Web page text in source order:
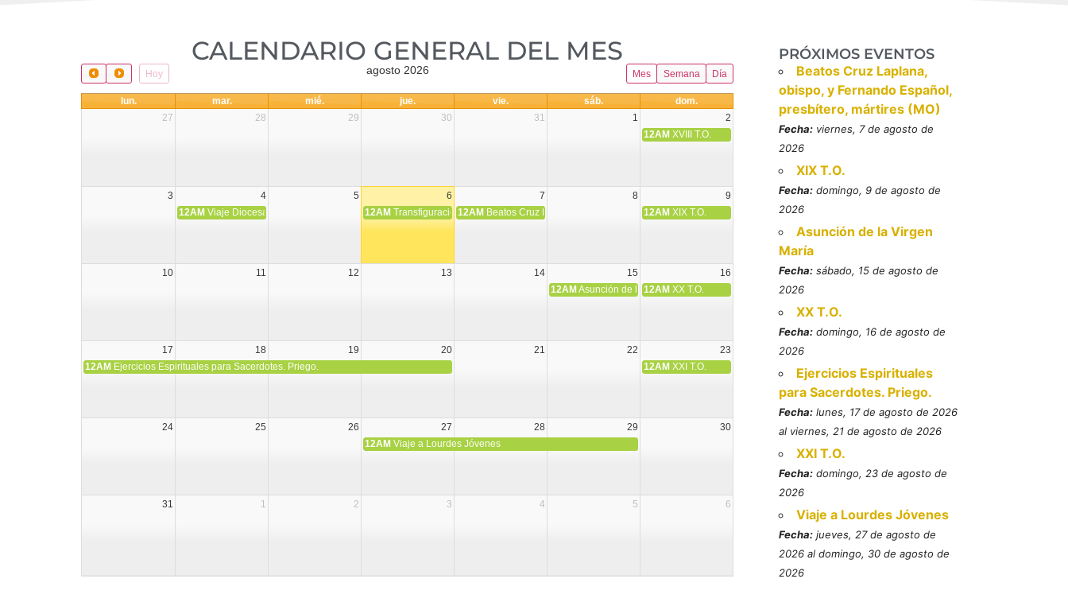
CALENDARIO GENERAL DEL MES​
Hoy Mes Semana Día
agosto 2026
lun. mar. mié. jue. vie. sáb.
dom.
27
28 29 30 31 1
2
12AM XVIII T.O.
3 4 5 6 7 8
9
12AM Viaje Diocesano a Japón. 12AM Transfiguración del Señor
12AM Beatos Cruz Laplana, obispo, y Fernando Español, presbítero, mártires (MO)
12AM XIX T.O.
10 11 12 13 14 15
16
12AM Asunción de la Virgen María
12AM XX T.O.
17 18 19 20 21 22
23
12AM Ejercicios Espirituales para Sacerdotes. Priego. 12AM XXI T.O.
24 25 26 27 28 29
30
12AM Viaje a Lourdes Jóvenes
31 1 2 3 4 5 6
PRÓXIMOS EVENTOS
Beatos Cruz Laplana,
obispo, y Fernando Español,
presbítero, mártires (MO)
Fecha: viernes, 7 de agosto de
2026
XIX T.O.
Fecha: domingo, 9 de agosto de
2026
Asunción de la Virgen
María
Fecha: sábado, 15 de agosto de
2026
XX T.O.
Fecha: domingo, 16 de agosto de
2026
Ejercicios Espirituales
para Sacerdotes. Priego.
Fecha: lunes, 17 de agosto de 2026
al viernes, 21 de agosto de 2026
XXI T.O.
Fecha: domingo, 23 de agosto de
2026
Viaje a Lourdes Jóvenes
Fecha: jueves, 27 de agosto de
2026 al domingo, 30 de agosto de
2026